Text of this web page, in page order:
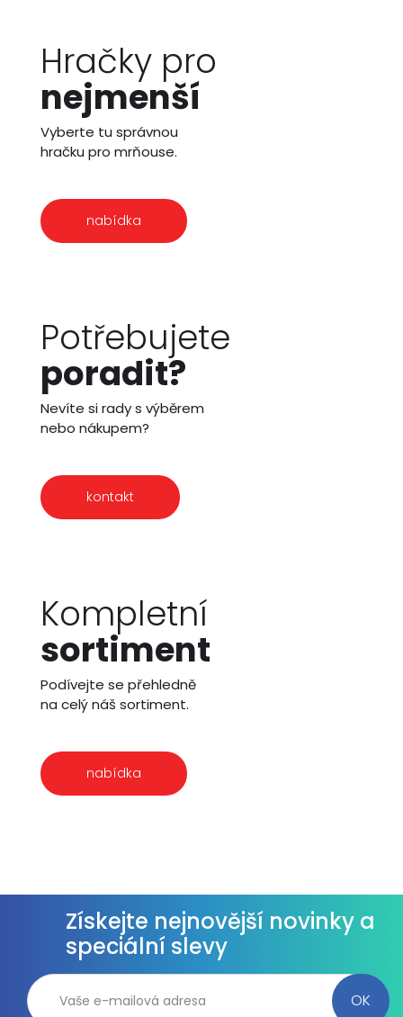
Hračky pro
nejmenší
Vyberte tu správnou
hračku pro mrňouse.
nabídka
Potřebujete
poradit?
Nevíte si rady s výběrem
nebo nákupem?
kontakt
Kompletní
sortiment
Podívejte se přehledně
na celý náš sortiment.
nabídka
Získejte nejnovější novinky a
speciální slevy